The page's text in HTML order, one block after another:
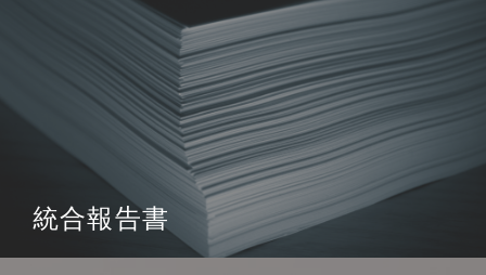
統合報告書